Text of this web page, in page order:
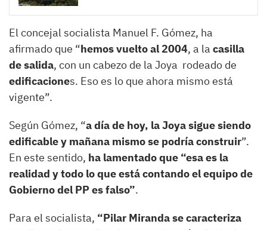
El concejal socialista Manuel F. Gómez, ha
afirmado que “hemos vuelto al 2004, a la casilla
de salida, con un cabezo de la Joya rodeado de
edificaciones. Eso es lo que ahora mismo está
vigente”.
Según Gómez, “a día de hoy, la Joya sigue siendo
edificable y mañana mismo se podría construir”.
En este sentido, ha lamentado que “esa es la
realidad y todo lo que está contando el equipo de
Gobierno del PP es falso”.
Para el socialista, “Pilar Miranda se caracteriza